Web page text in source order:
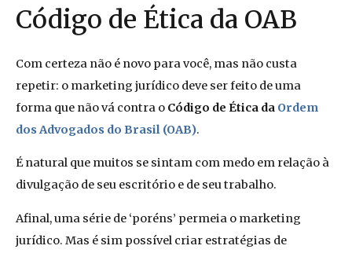
Código de Ética da OAB
Com certeza não é novo para você, mas não custa
repetir: o marketing jurídico deve ser feito de uma
forma que não vá contra o Código de Ética da Ordem
dos Advogados do Brasil (OAB).
É natural que muitos se sintam com medo em relação à
divulgação de seu escritório e de seu trabalho.
Afinal, uma série de ‘poréns’ permeia o marketing
jurídico. Mas é sim possível criar estratégias de